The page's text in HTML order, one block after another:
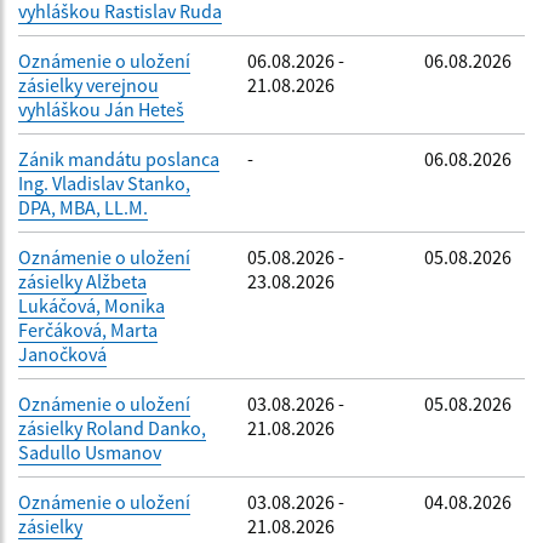
vyhláškou Rastislav Ruda
Oznámenie o uložení
zásielky verejnou
vyhláškou Ján Heteš
06.08.2026 -
21.08.2026
06.08.2026
Zánik mandátu poslanca
Ing. Vladislav Stanko,
DPA, MBA, LL.M.
- 06.08.2026
Oznámenie o uložení
zásielky Alžbeta
Lukáčová, Monika
Ferčáková, Marta
Janočková
05.08.2026 -
23.08.2026
05.08.2026
Oznámenie o uložení
zásielky Roland Danko,
Sadullo Usmanov
03.08.2026 -
21.08.2026
05.08.2026
Oznámenie o uložení
zásielky
03.08.2026 -
21.08.2026
04.08.2026